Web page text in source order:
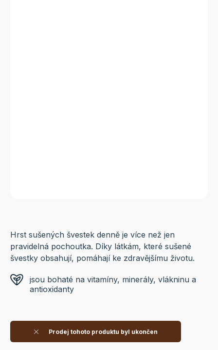
Hrst sušených švestek denně je více než jen
pravidelná pochoutka. Díky látkám, které sušené
švestky obsahují, pomáhají ke zdravějšímu životu.
jsou bohaté na vitamíny, minerály, vlákninu a
antioxidanty
Prodej tohoto produktu byl ukončen